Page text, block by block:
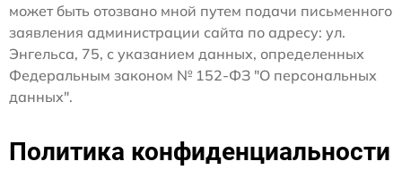
может быть отозвано мной путем подачи письменного
заявления администрации сайта по адресу: ул.
Энгельса, 75, с указанием данных, определенных
Федеральным законом № 152-ФЗ "О персональных
данных".
Политика конфиденциальности